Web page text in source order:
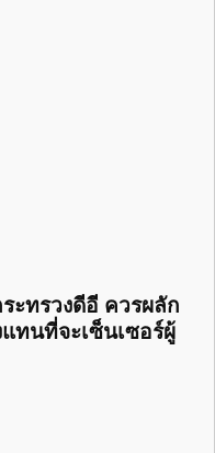
ทรวงดีอี ควรผลัก
ทนที่จะเซ็นเซอร์ผู้